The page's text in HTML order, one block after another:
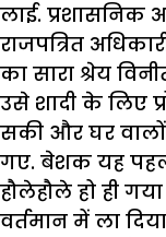
लाई. प्रशासनिक
राजपत्रित
का सारा श्रेय
उसे शादी के लिए
सकी और घर वालों
गए. बेशक यह
हौलेहौले हो ही
वर्तमान में ला